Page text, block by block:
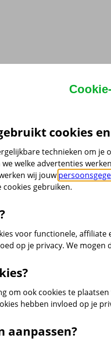
cookies
technieken om
welke advertenties
wij jouw
cookies gebruiken.
voor functionele,
op je privacy. We
om ook cookies te
hebben invloed op je
aanpassen?